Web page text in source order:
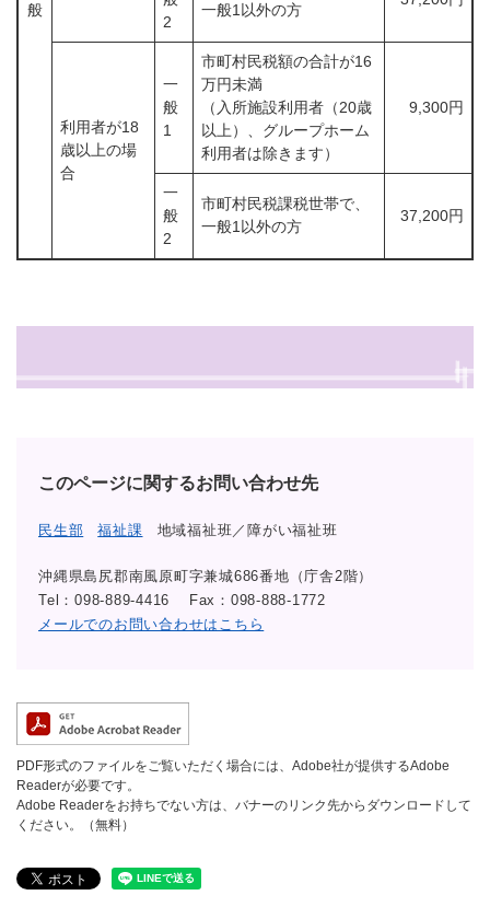
般
2
一般1以外の方
利用者が18
歳以上の場
合
一
般
1
市町村民税額の合計が16
万円未満
（入所施設利用者（20歳
以上）、グループホーム
利用者は除きます）
9,300円
一
般
2
市町村民税課税世帯で、
一般1以外の方
37,200円
このページに関するお問い合わせ先
民生部 福祉課 地域福祉班／障がい福祉班
沖縄県島尻郡南風原町字兼城686番地（庁舎2階）
Tel：098-889-4416
Fax：098-888-1772
メールでのお問い合わせはこちら
PDF形式のファイルをご覧いただく場合には、Adobe社が提供するAdobe
Readerが必要です。
Adobe Readerをお持ちでない方は、バナーのリンク先からダウンロードして
ください。（無料）